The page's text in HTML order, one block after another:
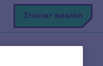
Iniciar sesión